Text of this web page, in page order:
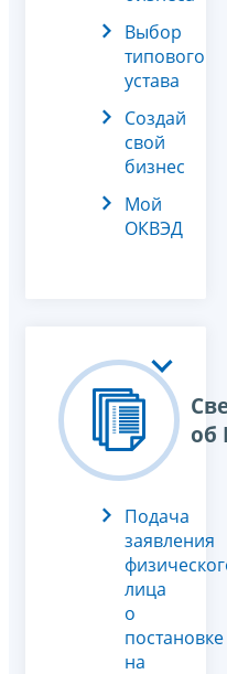
Выбор
типового
устава
Создай
свой
бизнес
Мой
ОКВЭД
об
Подача
заявления
лица
о
постановке
на